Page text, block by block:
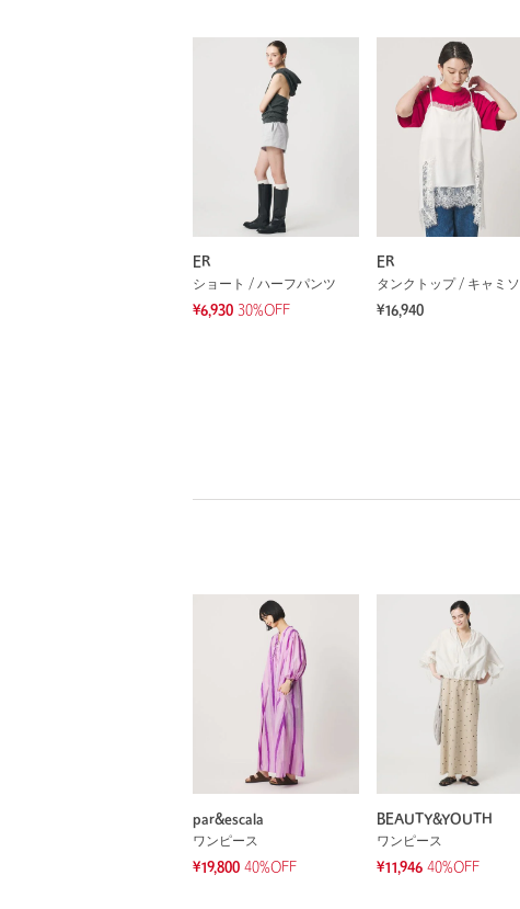
ER
ショート / ハーフパンツ
¥6,930 30%OFF
ER
¥16,940
par&escala
ワンピース
¥19,800 40%OFF
BEAUTY&YOUTH
ワンピース
¥11,946 40%OFF